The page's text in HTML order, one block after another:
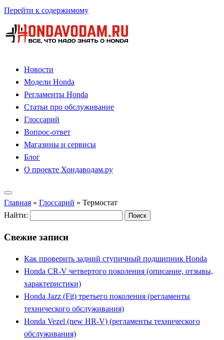
Перейти к содержимому
Новости
Модели Honda
Регламенты Honda
Статьи про обслуживание
Глоссарий
Вопрос-ответ
Магазины и сервисы
Блог
О проекте Хондаводам.ру
Главная » Глоссарий » Термостат
Найти:
Свежие записи
Как проверить задний ступичный подшипник Honda
Honda CR-V четвертого поколения (описание, отзывы,
характеристики)
Honda Jazz (Fit) третьего поколения (регламенты
технического обслуживания)
Honda Vezel (new HR-V) (регламенты технического
обслуживания)